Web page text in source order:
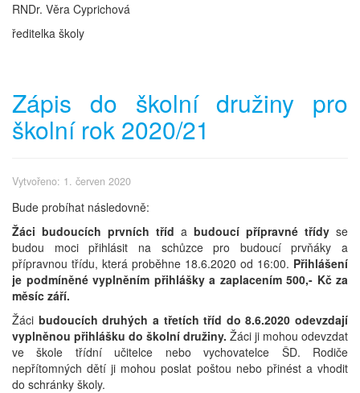
RNDr. Věra Cyprichová
ředitelka školy
Zápis do školní družiny pro
školní rok 2020/21
Vytvořeno: 1. červen 2020
Bude probíhat následovně:
Žáci budoucích prvních tříd a budoucí přípravné třídy se
budou moci přihlásit na schůzce pro budoucí prvňáky a
přípravnou třídu, která proběhne 18.6.2020 od 16:00. Přihlášení
je podmíněné vyplněním přihlášky a zaplacením 500,- Kč za
měsíc září.
Žáci budoucích druhých a třetích tříd do 8.6.2020 odevzdají
vyplněnou přihlášku do školní družiny. Žáci ji mohou odevzdat
ve škole třídní učitelce nebo vychovatelce ŠD. Rodiče
nepřítomných dětí ji mohou poslat poštou nebo přinést a vhodit
do schránky školy.